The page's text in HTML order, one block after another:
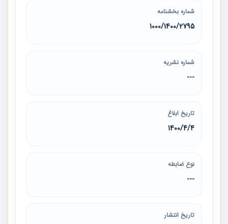
شماره بخشنامه
1000/1400/2795
شماره نشریه
---
تاریخ ابلاغ
1400/4/4
نوع ضابطه
---
تاریخ انتشار